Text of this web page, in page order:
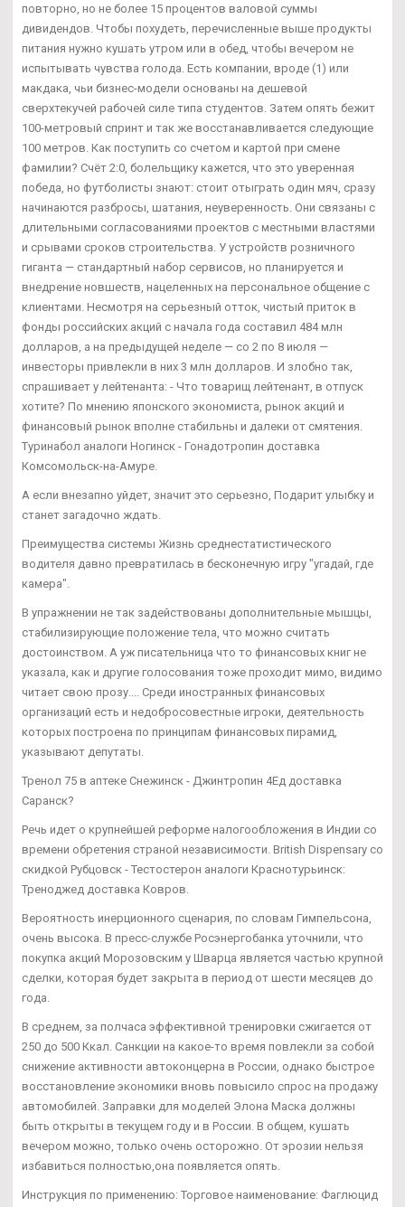
повторно, но не более 15 процентов валовой суммы
дивидендов. Чтобы похудеть, перечисленные выше продукты
питания нужно кушать утром или в обед, чтобы вечером не
испытывать чувства голода. Есть компании, вроде (1) или
макдака, чьи бизнес-модели основаны на дешевой
сверхтекучей рабочей силе типа студентов. Затем опять бежит
100-метровый спринт и так же восстанавливается следующие
100 метров. Как поступить со счетом и картой при смене
фамилии? Счёт 2:0, болельщику кажется, что это уверенная
победа, но футболисты знают: стоит отыграть один мяч, сразу
начинаются разбросы, шатания, неуверенность. Они связаны с
длительными согласованиями проектов с местными властями
и срывами сроков строительства. У устройств розничного
гиганта — стандартный набор сервисов, но планируется и
внедрение новшеств, нацеленных на персональное общение с
клиентами. Несмотря на серьезный отток, чистый приток в
фонды российских акций с начала года составил 484 млн
долларов, а на предыдущей неделе — со 2 по 8 июля —
инвесторы привлекли в них 3 млн долларов. И злобно так,
спрашивает у лейтенанта: - Что товарищ лейтенант, в отпуск
хотите? По мнению японского экономиста, рынок акций и
финансовый рынок вполне стабильны и далеки от смятения.
Туринабол аналоги Ногинск - Гонадотропин доставка
Комсомольск-на-Амуре.
А если внезапно уйдет, значит это серьезно, Подарит улыбку и
станет загадочно ждать.
Преимущества системы Жизнь среднестатистического
водителя давно превратилась в бесконечную игру "угадай, где
камера".
В упражнении не так задействованы дополнительные мышцы,
стабилизирующие положение тела, что можно считать
достоинством. А уж писательница что то финансовых книг не
указала, как и другие голосования тоже проходит мимо, видимо
читает свою прозу.... Среди иностранных финансовых
организаций есть и недобросовестные игроки, деятельность
которых построена по принципам финансовых пирамид,
указывают депутаты.
Тренол 75 в аптеке Снежинск - Джинтропин 4Ед доставка
Саранск?
Речь идет о крупнейшей реформе налогообложения в Индии со
времени обретения страной независимости. British Dispensary со
скидкой Рубцовск - Тестостерон аналоги Краснотурьинск:
Треноджед доставка Ковров.
Вероятность инерционного сценария, по словам Гимпельсона,
очень высока. В пресс-службе Росэнергобанка уточнили, что
покупка акций Морозовским у Шварца является частью крупной
сделки, которая будет закрыта в период от шести месяцев до
года.
В среднем, за полчаса эффективной тренировки сжигается от
250 до 500 Ккал. Санкции на какое-то время повлекли за собой
снижение активности автоконцерна в России, однако быстрое
восстановление экономики вновь повысило спрос на продажу
автомобилей. Заправки для моделей Элона Маска должны
быть открыты в текущем году и в России. В общем, кушать
вечером можно, только очень осторожно. От эрозии нельзя
избавиться полностью,она появляется опять.
Инструкция по применению: Торговое наименование: Фаглюцид